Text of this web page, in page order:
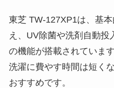
東芝 TW-127XP1は、基
え、UV除菌や洗剤自動投
の機能が搭載されていま
洗濯に費やす時間は短く
おすすめです。